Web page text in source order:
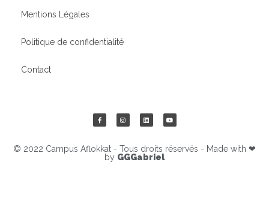
Mentions Légales
Politique de confidentialité
Contact
© 2022 Campus Aflokkat - Tous droits réservés - Made with ❤
by GGGabriel